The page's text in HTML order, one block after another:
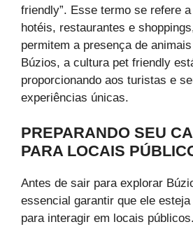
friendly”. Esse termo se refere
hotéis, restaurantes e
permitem a presença de
Búzios, a cultura pet friendly
proporcionando aos turistas e
experiências únicas.
PREPARANDO SEU
PARA LOCAIS
Antes de sair para explorar
essencial garantir que ele
para interagir em locais